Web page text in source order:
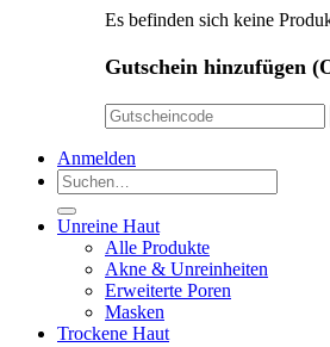
Es befinden sich keine
Gutschein hinzufügen
Anmelden
Suchen
nach:
Unreine Haut
Alle Produkte
Akne & Unreinheiten
Erweiterte Poren
Masken
Trockene Haut